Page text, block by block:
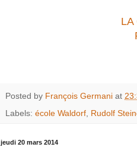
LA
Posted by François Germani at
Labels: école Waldorf, Rudolf
jeudi 20 mars 2014